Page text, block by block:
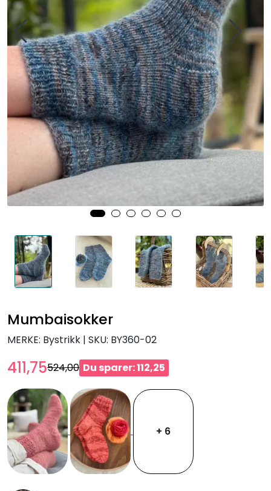
Mumbaisokker
MERKE: Bystrikk | SKU: BY360-02
411,75524,00 Du sparer: 112,25
+ 6